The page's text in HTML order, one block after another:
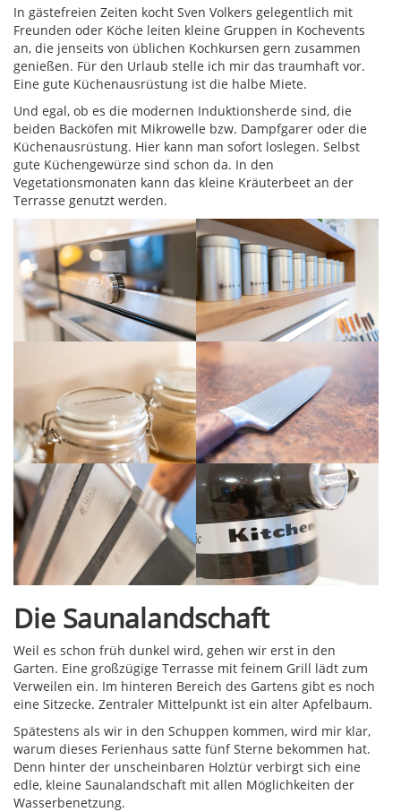
In gästefreien Zeiten kocht Sven Volkers gelegentlich mit
Freunden oder Köche leiten kleine Gruppen in Kochevents
an, die jenseits von üblichen Kochkursen gern zusammen
genießen. Für den Urlaub stelle ich mir das traumhaft vor.
Eine gute Küchenausrüstung ist die halbe Miete.
Und egal, ob es die modernen Induktionsherde sind, die
beiden Backöfen mit Mikrowelle bzw. Dampfgarer oder die
Küchenausrüstung. Hier kann man sofort loslegen. Selbst
gute Küchengewürze sind schon da. In den
Vegetationsmonaten kann das kleine Kräuterbeet an der
Terrasse genutzt werden.
Die Saunalandschaft
Weil es schon früh dunkel wird, gehen wir erst in den
Garten. Eine großzügige Terrasse mit feinem Grill lädt zum
Verweilen ein. Im hinteren Bereich des Gartens gibt es noch
eine Sitzecke. Zentraler Mittelpunkt ist ein alter Apfelbaum.
Spätestens als wir in den Schuppen kommen, wird mir klar,
warum dieses Ferienhaus satte fünf Sterne bekommen hat.
Denn hinter der unscheinbaren Holztür verbirgt sich eine
edle, kleine Saunalandschaft mit allen Möglichkeiten der
Wasserbenetzung.